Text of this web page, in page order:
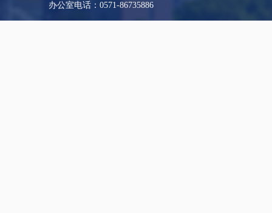
办公室电话：0571-86735886